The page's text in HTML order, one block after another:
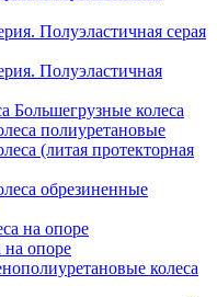
Полуэластичная серая
Полуэластичная
Большегрузные колеса
полиуретановые
(литая протекторная
обрезиненные
на опоре